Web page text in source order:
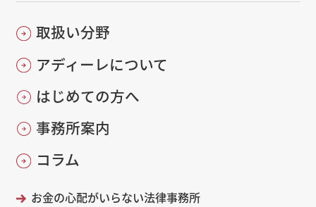
取扱い分野
アディーレについて
はじめての方へ
事務所案内
コラム
お金の心配がいらない法律事務所